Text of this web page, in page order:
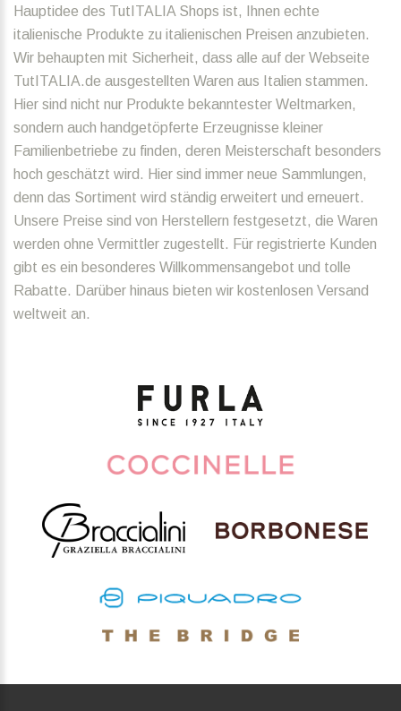
Hauptidee des TutITALIA Shops ist, Ihnen echte
italienische Produkte zu italienischen Preisen anzubieten.
Wir behaupten mit Sicherheit, dass alle auf der Webseite
TutITALIA.de ausgestellten Waren aus Italien stammen.
Hier sind nicht nur Produkte bekanntester Weltmarken,
sondern auch handgetöpferte Erzeugnisse kleiner
Familienbetriebe zu finden, deren Meisterschaft besonders
hoch geschätzt wird. Hier sind immer neue Sammlungen,
denn das Sortiment wird ständig erweitert und erneuert.
Unsere Preise sind von Herstellern festgesetzt, die Waren
werden ohne Vermittler zugestellt. Für registrierte Kunden
gibt es ein besonderes Willkommensangebot und tolle
Rabatte. Darüber hinaus bieten wir kostenlosen Versand
weltweit an.